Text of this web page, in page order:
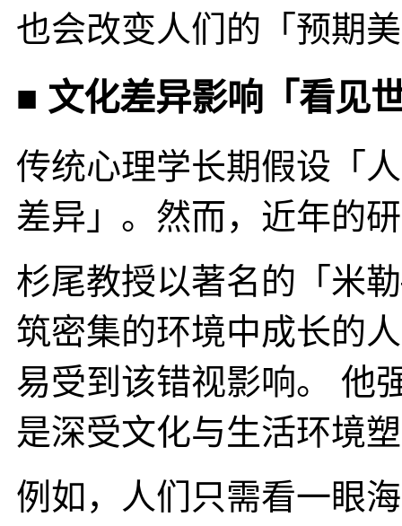
也会改变人们的「预期
■ 文化差异影响「看见
传统心理学长期假设「
差异」。然而，近年的
杉尾教授以著名的「米
筑密集的环境中成长的
易受到该错视影响。 他
是深受文化与生活环境
例如，人们只需看一眼